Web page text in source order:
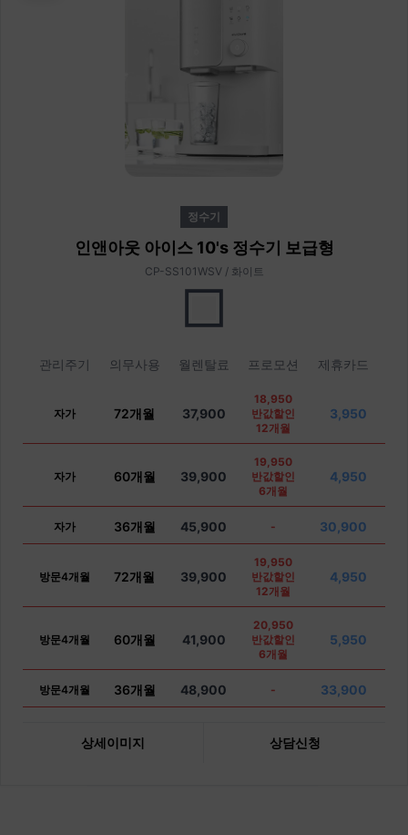
정수기
인앤아웃 아이스 10's 정수기 보급형
CP-SS101WSV / 화이트
관리주기 의무사용 월렌탈료 프로모션 제휴카드
자가 72개월 37,900
18,950
반값할인
12개월
3,950
자가 60개월 39,900
19,950
반값할인
6개월
4,950
자가 36개월 45,900 - 30,900
방문4개월 72개월 39,900
19,950
반값할인
12개월
4,950
방문4개월 60개월 41,900
20,950
반값할인
6개월
5,950
방문4개월 36개월 48,900 - 33,900
상세이미지 상담신청